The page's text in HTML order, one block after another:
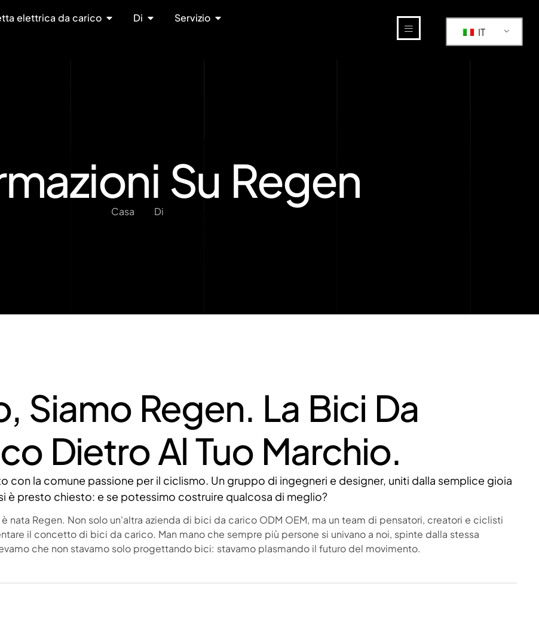
elettrica da carico Di
Servizio
IT
Su Regen
Casa Di
Siamo Regen. La Bici Da
Dietro Al Tuo Marchio.
con la comune passione per il ciclismo. Un gruppo di ingegneri e designer, uniti dalla semplice gioia
è presto chiesto: e se potessimo costruire qualcosa di meglio?
nata Regen. Non solo un'altra azienda di bici da carico ODM OEM, ma un team di pensatori, creatori e ciclisti
il concetto di bici da carico. Man mano che sempre più persone si univano a noi, spinte dalla stessa
che non stavamo solo progettando bici: stavamo plasmando il futuro del movimento.